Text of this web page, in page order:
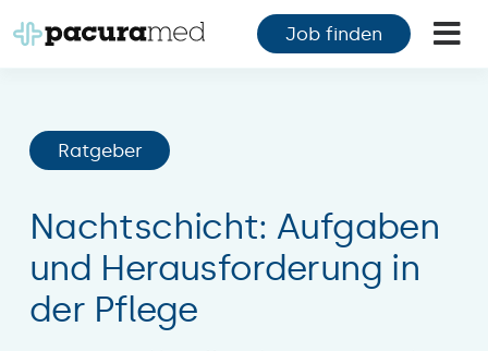
Inhalt
Job finden
Ratgeber
Nachtschicht: Aufgaben
und Herausforderung in
der Pflege